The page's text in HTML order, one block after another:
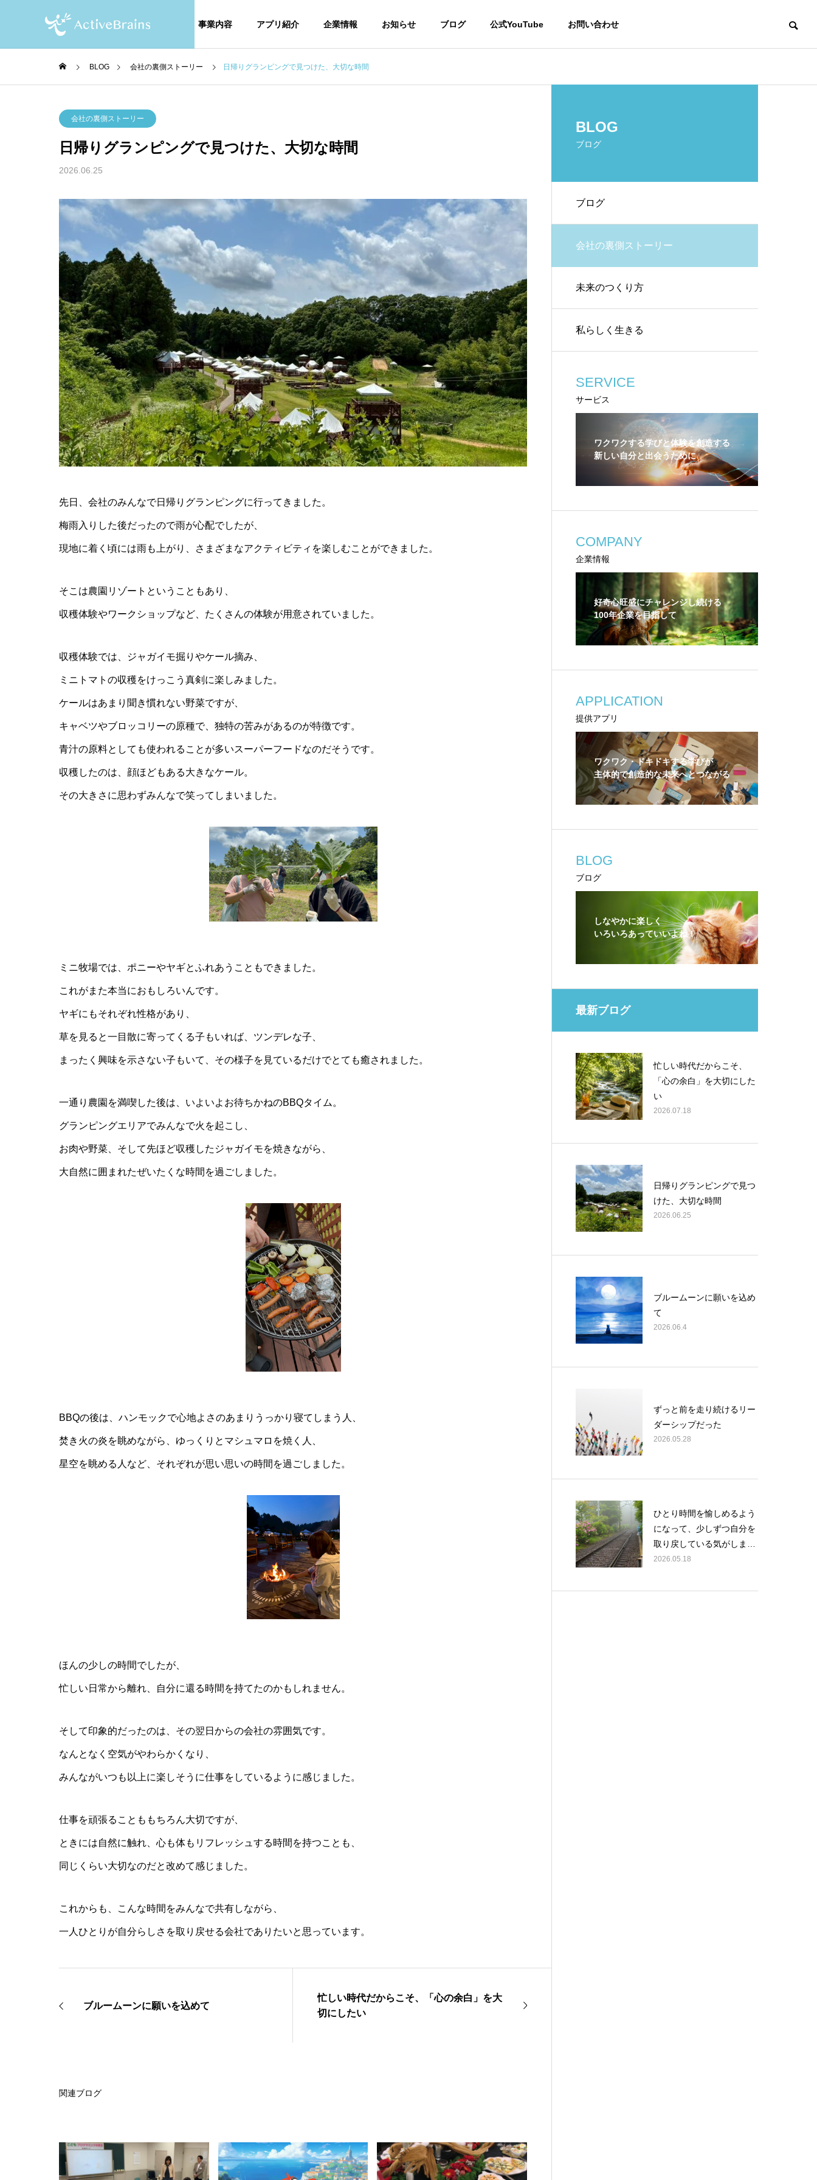
事業内容 アプリ紹介 企業情報 お知らせ ブログ 公式YouTube お問い合わせ
BLOG
ブログ
忙しい時代だからこそ、「心
の余白」を大切にしたい
日帰りグランピングで見つけ
ブルームーンに願いを込めて
BLOG 会社の裏側ストーリー 日帰りグランピングで見つけた、大切な時間
会社の裏側ストーリー
日帰りグランピングで見つけた、大切な時間
2026.06.25
先日、会社のみんなで日帰りグランピングに行ってきました。
梅雨入りした後だったので雨が心配でしたが、
現地に着く頃には雨も上がり、さまざまなアクティビティを楽しむことができました。
そこは農園リゾートということもあり、
収穫体験やワークショップなど、たくさんの体験が用意されていました。
収穫体験では、ジャガイモ掘りやケール摘み、
ミニトマトの収穫をけっこう真剣に楽しみました。
ケールはあまり聞き慣れない野菜ですが、
キャベツやブロッコリーの原種で、独特の苦みがあるのが特徴です。
青汁の原料としても使われることが多いスーパーフードなのだそうです。
収穫したのは、顔ほどもある大きなケール。
その大きさに思わずみんなで笑ってしまいました。
ミニ牧場では、ポニーやヤギとふれあうこともできました。
これがまた本当におもしろいんです。
ヤギにもそれぞれ性格があり、
草を見ると一目散に寄ってくる子もいれば、ツンデレな子、
まったく興味を示さない子もいて、その様子を見ているだけでとても癒されました。
一通り農園を満喫した後は、いよいよお待ちかねのBBQタイム。
グランピングエリアでみんなで火を起こし、
お肉や野菜、そして先ほど収穫したジャガイモを焼きながら、
大自然に囲まれたぜいたくな時間を過ごしました。
BBQの後は、ハンモックで心地よさのあまりうっかり寝てしまう人、
焚き火の炎を眺めながら、ゆっくりとマシュマロを焼く人、
星空を眺める人など、それぞれが思い思いの時間を過ごしました。
ほんの少しの時間でしたが、
忙しい日常から離れ、自分に還る時間を持てたのかもしれません。
そして印象的だったのは、その翌日からの会社の雰囲気です。
なんとなく空気がやわらかくなり、
みんながいつも以上に楽しそうに仕事をしているように感じました。
仕事を頑張ることももちろん大切ですが、
ときには自然に触れ、心も体もリフレッシュする時間を持つことも、
同じくらい大切なのだと改めて感じました。
これからも、こんな時間をみんなで共有しながら、
一人ひとりが自分らしさを取り戻せる会社でありたいと思っています。
ブルームーンに願いを込めて
忙しい時代だからこそ、「心の余白」を大
切にしたい
関連ブログ
BLOG
ブログ
ブログ
会社の裏側ストーリー
未来のつくり方
私らしく生きる
SERVICE
サービス
ワクワクする学びと体験を創造する
新しい自分と出会うために
COMPANY
企業情報
好奇心旺盛にチャレンジし続ける
100年企業を目指して
APPLICATION
提供アプリ
ワクワク・ドキドキする学びが
主体的で創造的な未来へとつながる
BLOG
ブログ
しなやかに楽しく
いろいろあっていいよね！
最新ブログ
忙しい時代だからこそ、
「心の余白」を大切にした
い
2026.07.18
日帰りグランピングで見つ
けた、大切な時間
2026.06.25
ブルームーンに願いを込め
て
2026.06.4
ずっと前を走り続けるリー
ダーシップだった
2026.05.28
ひとり時間を愉しめるよう
になって、少しずつ自分を
取り戻している気がしま
す。
2026.05.18